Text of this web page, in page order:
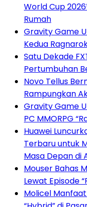
World Cup
Rumah
Gravity Game
Kedua
Satu Dekade
Pertumbuhan
Novo Tellus
Rampungkan
Gravity Game
PC MMORPG
Huawei
Terbaru untuk
Masa Depan di
Mouser Bahas
Lewat Episode
Molicel